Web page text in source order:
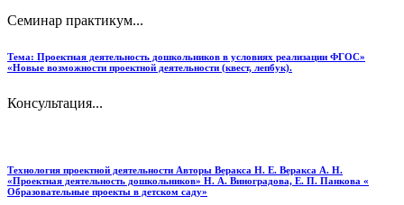
Семинар практикум...
Тема: Проектная деятельность дошкольников в условиях реализации ФГОС»
«Новые возможности проектной деятельности (квест, лепбук).
Консультация...
Технология проектной деятельности Авторы Веракса Н. Е. Веракса А. Н.
«Проектная деятельность дошкольников» Н. А. Виноградова, Е. П. Панкова «
Образовательные проекты в детском саду»